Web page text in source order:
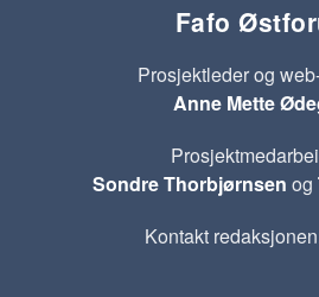
Fafo
Prosjektleder og
Anne Mette
Sondre Thorbjørnsen og
Kontakt